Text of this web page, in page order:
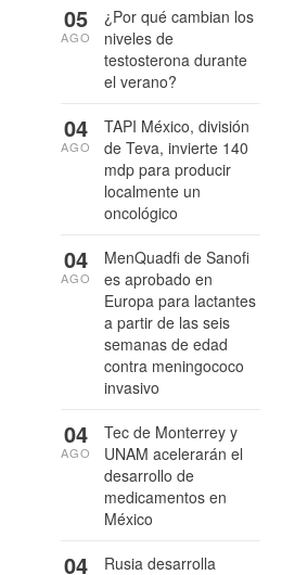
¿Por qué cambian los
niveles de
testosterona durante
el verano?
05
AGO
TAPI México, división
de Teva, invierte 140
mdp para producir
localmente un
oncológico
04
AGO
MenQuadfi de Sanofi
es aprobado en
Europa para lactantes
a partir de las seis
semanas de edad
contra meningococo
invasivo
04
AGO
Tec de Monterrey y
UNAM acelerarán el
desarrollo de
medicamentos en
México
04
AGO
Rusia desarrolla
04